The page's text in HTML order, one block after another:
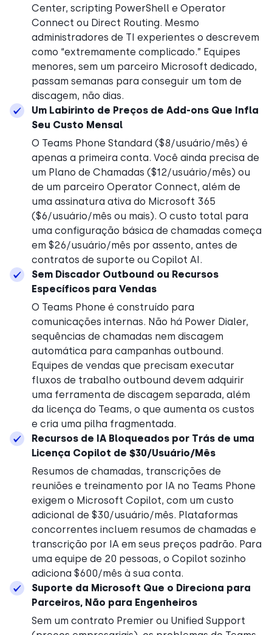
Center, scripting PowerShell e Operator
Connect ou Direct Routing. Mesmo
administradores de TI experientes o descrevem
como “extremamente complicado.” Equipes
menores, sem um parceiro Microsoft dedicado,
passam semanas para conseguir um tom de
discagem, não dias.
Um Labirinto de Preços de Add-ons Que Infla
Seu Custo Mensal
O Teams Phone Standard ($8/usuário/mês) é
apenas a primeira conta. Você ainda precisa de
um Plano de Chamadas ($12/usuário/mês) ou
de um parceiro Operator Connect, além de
uma assinatura ativa do Microsoft 365
($6/usuário/mês ou mais). O custo total para
uma configuração básica de chamadas começa
em $26/usuário/mês por assento, antes de
contratos de suporte ou Copilot AI.
Sem Discador Outbound ou Recursos
Específicos para Vendas
O Teams Phone é construído para
comunicações internas. Não há Power Dialer,
sequências de chamadas nem discagem
automática para campanhas outbound.
Equipes de vendas que precisam executar
fluxos de trabalho outbound devem adquirir
uma ferramenta de discagem separada, além
da licença do Teams, o que aumenta os custos
e cria uma pilha fragmentada.
Recursos de IA Bloqueados por Trás de uma
Licença Copilot de $30/Usuário/Mês
Resumos de chamadas, transcrições de
reuniões e treinamento por IA no Teams Phone
exigem o Microsoft Copilot, com um custo
adicional de $30/usuário/mês. Plataformas
concorrentes incluem resumos de chamadas e
transcrição por IA em seus preços padrão. Para
uma equipe de 20 pessoas, o Copilot sozinho
adiciona $600/mês à sua conta.
Suporte da Microsoft Que o Direciona para
Parceiros, Não para Engenheiros
Sem um contrato Premier ou Unified Support